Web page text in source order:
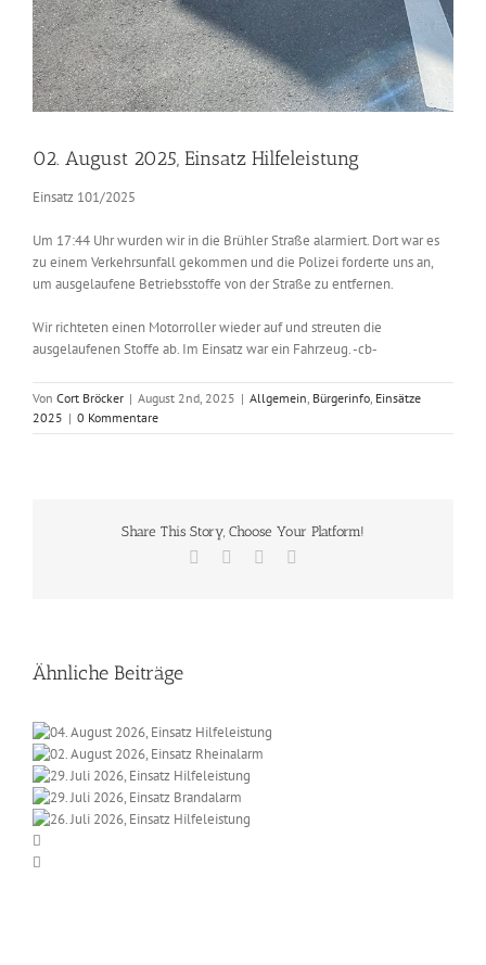
02. August 2025, Einsatz Hilfeleistung
Einsatz 101/2025
Um 17:44 Uhr wurden wir in die Brühler Straße alarmiert. Dort war es
zu einem Verkehrsunfall gekommen und die Polizei forderte uns an,
um ausgelaufene Betriebsstoffe von der Straße zu entfernen.
Wir richteten einen Motorroller wieder auf und streuten die
ausgelaufenen Stoffe ab. Im Einsatz war ein Fahrzeug. -cb-
Von Cort Bröcker | August 2nd, 2025 | Allgemein Bürgerinfo Einsätze
2025 | 0 Kommentare
Share This Story, Choose Your Platform!
Facebook
Ähnliche Beiträge